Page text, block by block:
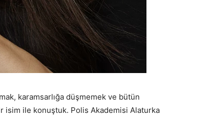
karamsarlığa düşmemek ve bütün
isim ile konuştuk. Polis Akademisi Alaturka